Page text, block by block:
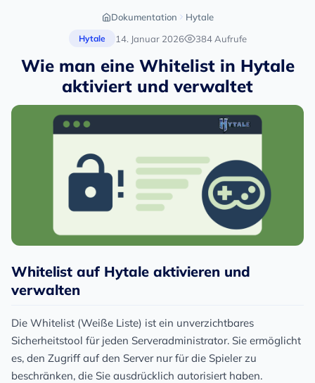
Dokumentation Hytale
Hytale 14. Januar 2026 384 Aufrufe
Wie man eine Whitelist in Hytale
aktiviert und verwaltet
Whitelist auf Hytale aktivieren und
verwalten
Die Whitelist (Weiße Liste) ist ein unverzichtbares
Sicherheitstool für jeden Serveradministrator. Sie ermöglicht
es, den Zugriff auf den Server nur für die Spieler zu
beschränken, die Sie ausdrücklich autorisiert haben.